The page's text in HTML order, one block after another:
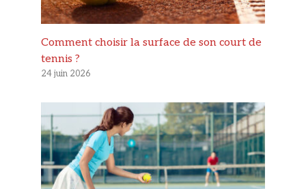
Comment choisir la surface de son court de
tennis ?
24 juin 2026